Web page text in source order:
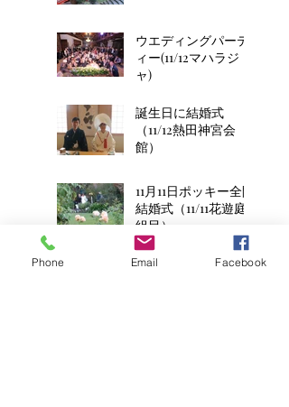
ウエディングパーテ
ィー(11/12マハラジ
ャ)
誕生日に結婚式
（11/12熱田神宮会
館）
11月11日ポッキー全開
結婚式（11/11花遊庭2
組目）
平成8年生まれの2人
Phone Email Facebook